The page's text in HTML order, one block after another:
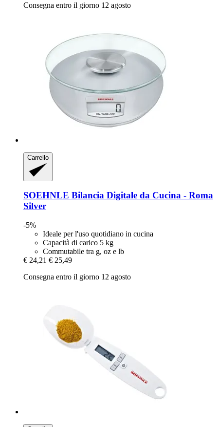
Consegna entro il giorno 12 agosto
Carrello
SOEHNLE Bilancia Digitale da Cucina -​ Roma
Silver
-5%
Ideale per l'uso quotidiano in cucina
Capacità di carico 5 kg
Commutabile tra g, oz e lb
€ 24,21 € 25,49
Consegna entro il giorno 12 agosto